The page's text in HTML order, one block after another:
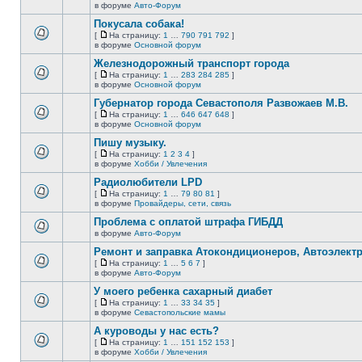
непрочитанных
сообщений.
этой
непрочитанных
сообщений.
На
страницу
в форуме Авто-Форум
этой
непрочитанных
сообщений.
Покусала собака!
[
На
страницу
На страницу: 1 790 791 792 ]
в форуме Основной форум
этой
непрочитанных
сообщений.
Железнодорожный транспорт города
[
На
страницу
На страницу: 1 283 284 285 ]
в форуме Основной форум
этой
непрочитанных
сообщений.
Губернатор города Севастополя Развожаев М.В.
[
На
страницу
На страницу: 1 646 647 648 ]
в форуме Основной форум
этой
непрочитанных
сообщений.
Пишу музыку.
[
На
страницу
На страницу: 1 2 3 4 ]
в форуме Хобби / Увлечения
этой
непрочитанных
сообщений.
Радиолюбители LPD
[
На
страницу
На страницу: 1 79 80 81 ]
в форуме Провайдеры, сети, связь
непрочитанных
сообщений.
Проблема с оплатой штрафа ГИБДД
в форуме Авто-Форум
этой
непрочитанных
Ремонт и заправка Атокондиционеров,
[
На
страницу
На страницу: 1 5 6 7 ]
в форуме Авто-Форум
этой
непрочитанных
У моего ребенка сахарный диабет
[
На
страницу
На страницу: 1 33 34 35 ]
в форуме Севастопольские мамы
А куроводы у нас есть?
[
На
страницу
На страницу: 1 151 152 153 ]
в форуме Хобби / Увлечения